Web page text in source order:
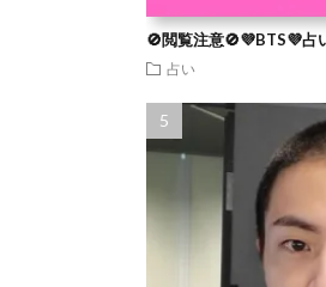
🚫閲覧注意🚫💜BTS💜占
占い